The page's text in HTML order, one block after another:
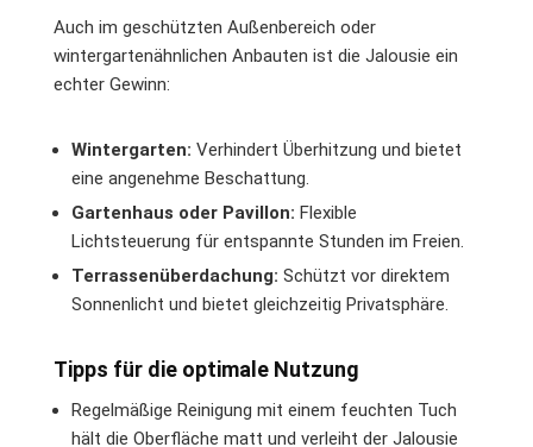
Auch im geschützten Außenbereich oder
wintergartenähnlichen Anbauten ist die Jalousie ein
echter Gewinn:
Wintergarten: Verhindert Überhitzung und bietet
eine angenehme Beschattung.
Gartenhaus oder Pavillon: Flexible
Lichtsteuerung für entspannte Stunden im Freien.
Terrassenüberdachung: Schützt vor direktem
Sonnenlicht und bietet gleichzeitig Privatsphäre.
Tipps für die optimale Nutzung
Regelmäßige Reinigung mit einem feuchten Tuch
hält die Oberfläche matt und verleiht der Jalousie